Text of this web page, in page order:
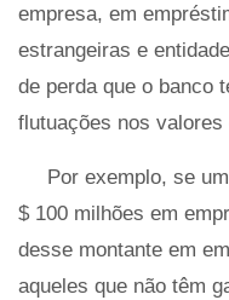
empresa, em
estrangeiras e
de perda que o banco
flutuações nos valores
Por exemplo, se
$ 100 milhões em
desse montante em
aqueles que não têm